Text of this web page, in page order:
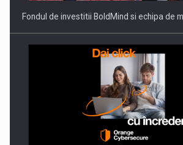
PUTTING ROMANIAN CORPORATE
Fondul de investitii BoldMind si echipa de